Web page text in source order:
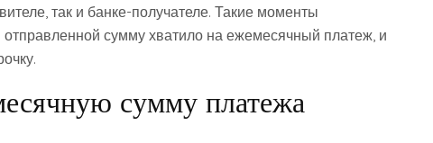
так и банке-получателе. Такие моменты
сумму хватило на ежемесячный платеж, и
сумму платежа